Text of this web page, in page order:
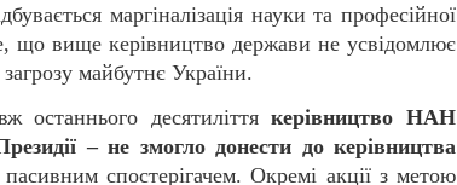
маргіналізація науки та професійної
що вище керівництво держави не усвідомлює
майбутнє України.
останнього десятиліттякерівництво НАН
– не змогло донести до керівництва
спостерігачем. Окремі акції з метою